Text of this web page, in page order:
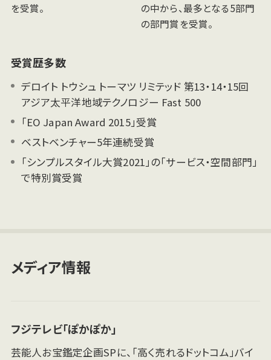
を受賞。
の中から、最多となる5部門
の部門賞を受賞。
受賞歴多数
デロイト トウシュ トーマツ リミテッド 第13・14・15回
アジア太平洋地域テクノロジー Fast 500
「EO Japan Award 2015」受賞
ベストベンチャー5年連続受賞
「シンプルスタイル大賞2021」の「サービス・空間部門」
で特別賞受賞
メディア情報
フジテレビ「ぽかぽか」
芸能人お宝鑑定企画SPに、「高く売れるドットコム」バイ